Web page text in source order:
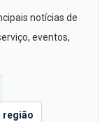
notícias de
eventos,
região